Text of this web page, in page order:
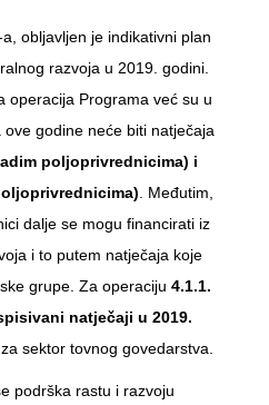
obljavljen je indikativni plan
razvoja u 2019. godini.
operacija Programa već su u
godine neće biti natječaja
poljoprivrednicima) i
. Međutim,
dalje se mogu financirati iz
i to putem natječaja koje
grupe. Za operaciju 4.1.1.
natječaji u 2019.
sektor tovnog govedarstva.
podrška rastu i razvoju